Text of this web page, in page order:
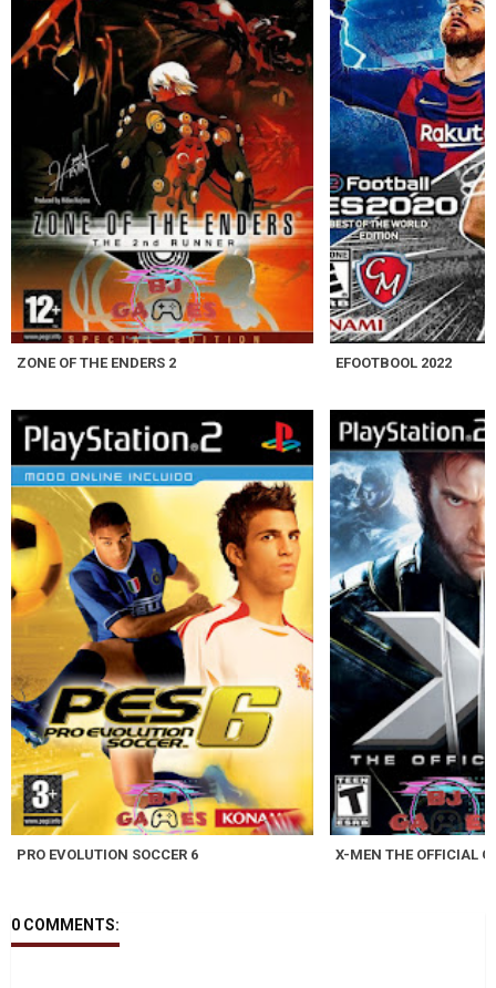
ZONE OF THE ENDERS 2 EFOOTBOOL 2022
PRO EVOLUTION SOCCER 6 X-MEN THE OFFICIAL
0 COMMENTS: